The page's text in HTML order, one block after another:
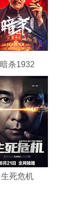
暗杀1932
--
生死危机